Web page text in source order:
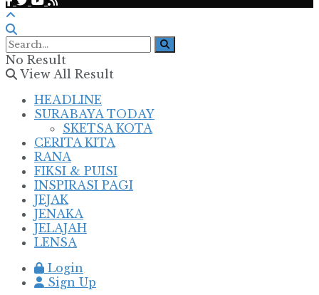
No Result
View All Result
HEADLINE
SURABAYA TODAY
SKETSA KOTA
CERITA KITA
RANA
FIKSI & PUISI
INSPIRASI PAGI
JEJAK
JENAKA
JELAJAH
LENSA
Login
Sign Up